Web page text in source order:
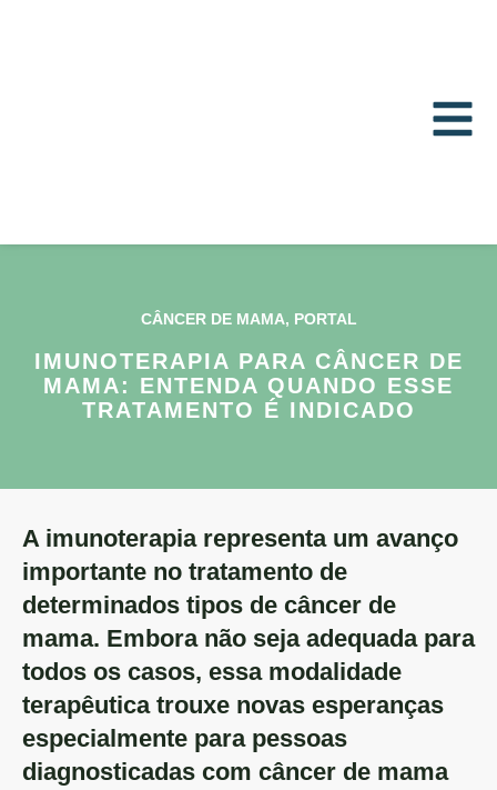
CÂNCER DE MAMA, PORTAL
IMUNOTERAPIA PARA CÂNCER DE
MAMA: ENTENDA QUANDO ESSE
TRATAMENTO É INDICADO
A imunoterapia representa um avanço
importante no tratamento de
determinados tipos de câncer de
mama. Embora não seja adequada para
todos os casos, essa modalidade
terapêutica trouxe novas esperanças
especialmente para pessoas
diagnosticadas com câncer de mama